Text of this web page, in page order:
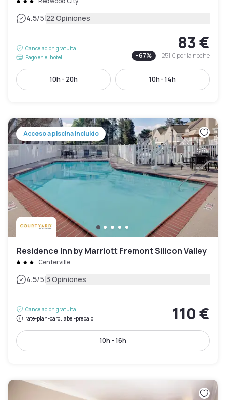
4.5/5|22 Opiniones
Cancelación gratuita
Pago en el hotel
83 €
-67% 251 €por la noche
10h - 20h 10h - 14h
Acceso a piscina incluido
Residence Inn by Marriott Fremont Silicon Valley
Centerville
4.5/5|3 Opiniones
Cancelación gratuita
rate-plan-card.label-prepaid
110 €
10h - 16h